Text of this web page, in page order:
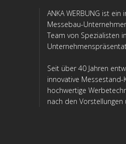
ANKA WERBUNG ist
Messebau-
Team von Spezialisten
Seit über 40 Jahren
innovative
hochwertige
nach den Vorstellungen